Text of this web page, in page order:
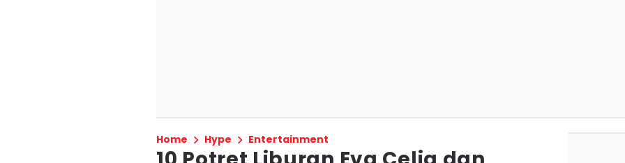
Home Hype Entertainment